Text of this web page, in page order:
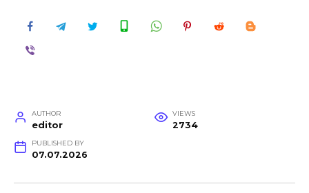
AUTHOR
editor
VIEWS
2734
PUBLISHED BY
07.07.2026